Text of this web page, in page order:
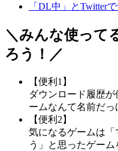
「DL中」とTwitter
＼みんな使って
ろう！／
【便利1】
ダウンロード履歴
ームなんて名前だっ
【便利2】
気になるゲームは
う」と思ったゲーム